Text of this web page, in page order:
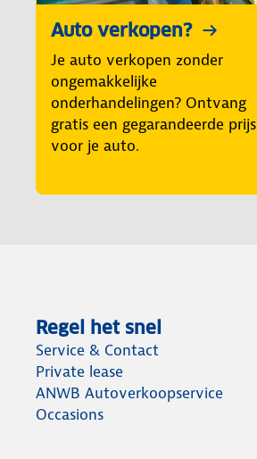
Auto verkopen?
Je auto verkopen zonder
ongemakkelijke
onderhandelingen? Ontvang
gratis een gegarandeerde prijs
voor je auto.
Regel het snel
Service & Contact
Private lease
ANWB Autoverkoopservice
Occasions